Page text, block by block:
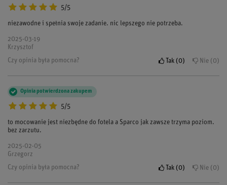
5/5
niezawodne i spełnia swoje zadanie. nic lepszego nie potrzeba.
2025-03-19
Krzysztof
Czy opinia była pomocna?
Tak 0 Nie 0
5/5
Opinia potwierdzona zakupem
to mocowanie jest niezbędne do fotela a Sparco jak zawsze trzyma poziom.
bez zarzutu.
2025-02-05
Grzegorz
Czy opinia była pomocna?
Tak 0 Nie 0